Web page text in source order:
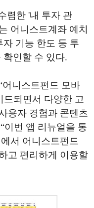
렴한 '내 투자 관
어니스트계좌 예치
기능 한도 등 투
확인할 수 있다.
니스트펀드 모바
되면서 다양한 고
용자 경험과 콘텐츠
이번 앱 리뉴얼을 통
서 어니스트펀드
고 편리하게 이용할